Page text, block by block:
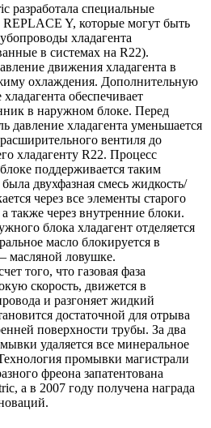
разработала специальные
Y, которые могут быть
хладагента
в системах на R22).
движения хладагента в
охлаждения. Дополнительную
обеспечивает
в наружном блоке. Перед
давление хладагента уменьшается
вентиля до
хладагенту R22. Процесс
поддерживается таким
двухфазная смесь жидкость/
через все элементы старого
также через внутренние блоки.
блока хладагент отделяется
масло блокируется в
масляной ловушке.
того, что газовая фаза
скорость, движется в
и разгоняет жидкий
достаточной для отрыва
поверхности трубы. За два
удаляется все минеральное
промывки магистрали
фреона запатентована
а в 2007 году получена награда